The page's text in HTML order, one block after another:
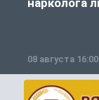
нарколога
08 августа 16:00